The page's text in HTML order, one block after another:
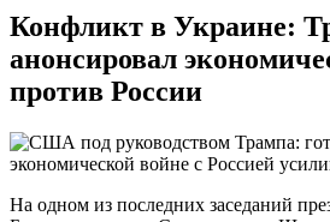
Конфликт в Украине:
анонсировал
против России
На одном из последних заседаний